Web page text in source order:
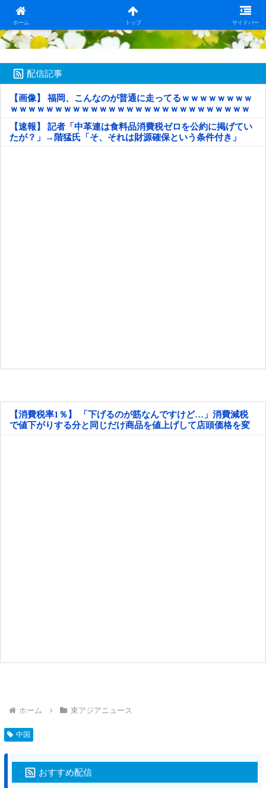
ホーム トップ サイドバー
日本第一！ニュース録
配信記事
【画像】 福岡、こんなのが普通に走ってるｗｗｗｗｗｗｗｗ
ｗｗｗｗｗｗｗｗｗｗｗｗｗｗｗｗｗｗｗｗｗｗｗｗｗｗｗ
ｗｗｗｗｗ
【速報】 記者「中革連は食料品消費税ゼロを公約に掲げてい
たが？」→階猛氏「そ、それは財源確保という条件付き」
【消費税率1％】 「下げるのが筋なんですけど…」消費減税
で値下がりする分と同じだけ商品を値上げして店頭価格を変
えない店も
ホーム 東アジアニュース
中国
おすすめ配信